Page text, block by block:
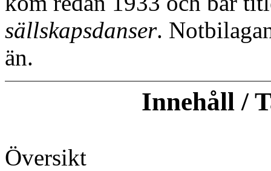
sällskapsdanser.
än.
Innehåll /
Översikt